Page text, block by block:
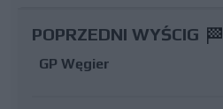
POPRZEDNI WYŚCIG
GP Węgier